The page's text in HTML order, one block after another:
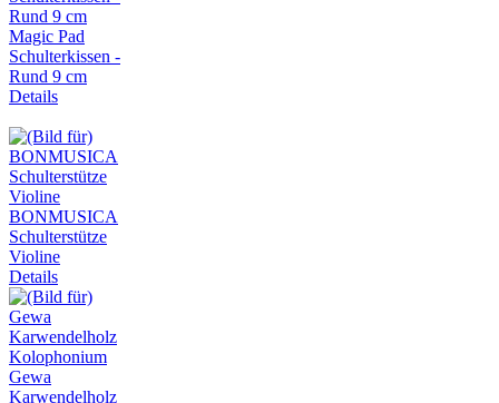
Magic Pad
Schulterkissen -
Rund 9 cm
Details
BONMUSICA
Schulterstütze
Violine
Details
Gewa
Karwendelholz